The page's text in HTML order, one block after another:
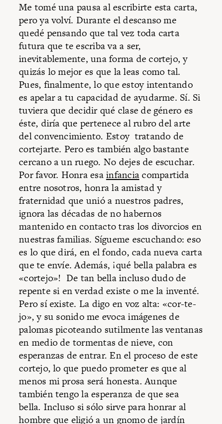
Me tomé una pausa al escribirte esta carta,
pero ya volví. Durante el descanso me
quedé pensando que tal vez toda carta
futura que te escriba va a ser,
inevitablemente, una forma de cortejo, y
quizás lo mejor es que la leas como tal.
Pues, finalmente, lo que estoy intentando
es apelar a tu capacidad de ayudarme. Sí. Si
tuviera que decidir qué clase de género es
éste, diría que pertenece al rubro del arte
del convencimiento. Estoy tratando de
cortejarte. Pero es también algo bastante
cercano a un ruego. No dejes de escuchar.
Por favor. Honra esainfanciacompartida
entre nosotros, honra la amistad y
fraternidad que unió a nuestros padres,
ignora las décadas de no habernos
mantenido en contacto tras los divorcios en
nuestras familias. Sígueme escuchando: eso
es lo que dirá, en el fondo, cada nueva carta
que te envíe. Además, ¡qué bella palabra es
«cortejo»! De tan bella incluso dudo de
repente si en verdad existe o me la inventé.
Pero sí existe. La digo en voz alta: «cor-te-
jo», y su sonido me evoca imágenes de
palomas picoteando sutilmente las ventanas
en medio de tormentas de nieve, con
esperanzas de entrar. En el proceso de este
cortejo, lo que puedo prometer es que al
menos mi prosa será honesta. Aunque
también tengo la esperanza de que sea
bella. Incluso si sólo sirve para honrar al
hombre que eligió a un gnomo de jardín